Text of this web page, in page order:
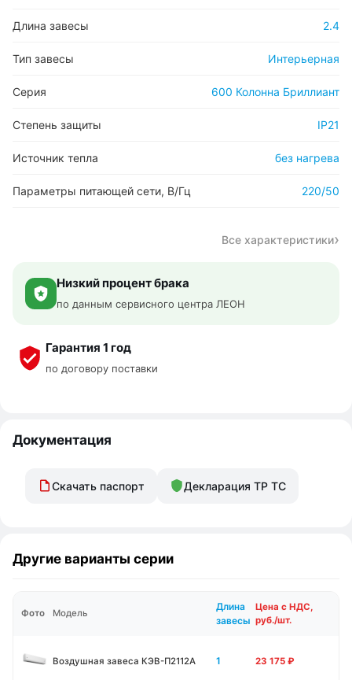
Длина завесы 2.4
Тип завесы Интерьерная
Серия 600 Колонна Бриллиант
Степень защиты IP21
Источник тепла без нагрева
Параметры питающей сети, В/Гц 220/50
Все характеристики
Низкий процент брака
по данным сервисного центра ЛЕОН
Гарантия 1 год
по договору поставки
Документация
Скачать паспорт Декларация ТР ТС
Другие варианты серии
Фото Модель
Длина
завесы
Цена с НДС,
руб./шт.
Воздушная завеса КЭВ-П2112А 1 23 175 ₽